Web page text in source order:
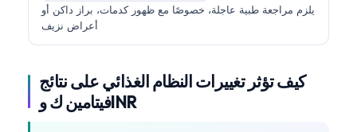
يلزم مراجعة طبية عاجلة، خصوصًا مع ظهور كدمات، براز داكن أو
أعراض نزيف
كيف تؤثر تغييرات النظام الغذائي على نتائج
فيتامين ك وINR